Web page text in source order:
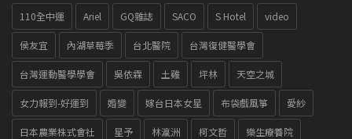
110全中運 Ariel GQ雜誌 SACO S Hotel video
侯友宜 內湖草莓季 台北醫院 台灣復健醫學會
台灣運動醫學學會 吳依霖 土雞 坪林 天空之城
女力報到-好運到 婚變 嫁台日本女星 布袋戲風箏 愛紗
日本農業株式會社 星予 林瀛洲 柯文哲 樂生療養院